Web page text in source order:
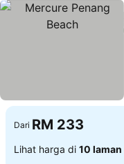
Dari RM 233
Lihat harga di 10 laman